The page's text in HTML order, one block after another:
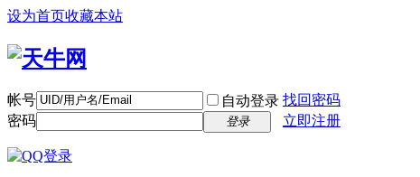
设为首页收藏本站
帐号 自动登录 找回密码
密码
登录 立即注册